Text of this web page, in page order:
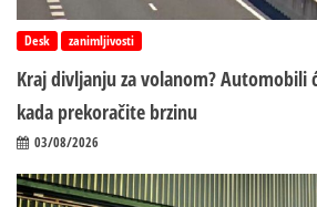
Desk zanimljivosti
Kraj divljanju za volanom? Automobili
kada prekoračite brzinu
03/08/2026